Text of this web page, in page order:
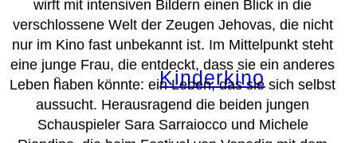
Kinderkino
wirft mit intensiven Bildern einen Blick in die
verschlossene Welt der Zeugen Jehovas, die nicht
nur im Kino fast unbekannt ist. Im Mittelpunkt steht
eine junge Frau, die entdeckt, dass sie ein anderes
Leben haben könnte: ein Leben, das sie sich selbst
aussucht. Herausragend die beiden jungen
Schauspieler Sara Sarraiocco und Michele